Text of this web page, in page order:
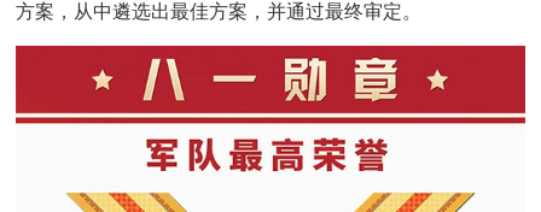
方案，从中遴选出最佳方案，并通过最终审定。